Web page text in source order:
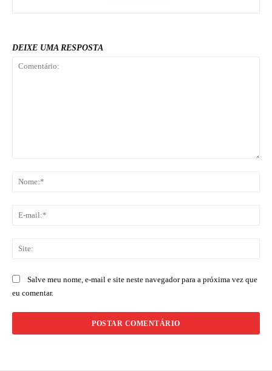
DEIXE UMA RESPOSTA
Salve meu nome, e-mail e site neste navegador para a próxima vez que
eu comentar.